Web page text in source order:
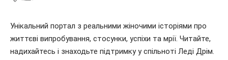
Унікальний портал з реальними жіночими історіями про
життєві випробування, стосунки, успіхи та мрії. Читайте,
надихайтесь і знаходьте підтримку у спільноті Леді Дрім.